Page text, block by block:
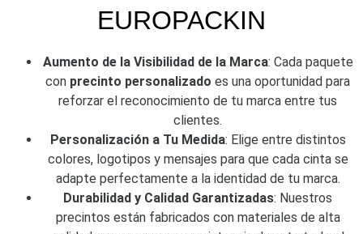
EUROPACKIN
Aumento de la Visibilidad de la Marca: Cada paquete
con precinto personalizado es una oportunidad para
reforzar el reconocimiento de tu marca entre tus
clientes.
Personalización a Tu Medida: Elige entre distintos
colores, logotipos y mensajes para que cada cinta se
adapte perfectamente a la identidad de tu marca.
Durabilidad y Calidad Garantizadas: Nuestros
precintos están fabricados con materiales de alta